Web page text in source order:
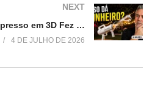
NEXT
Por Que ESTE Produto Impresso em 3D Fez R$ 1,6 Milhão em 1 Mês?
4 DE JULHO DE 2026